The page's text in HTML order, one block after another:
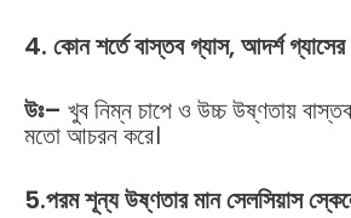
4. কোন শর্তে বাস্তব গ্যাস, আদর্শ
উঃ– খুব নিম্ন চাপে ও উচ্চ উষ্ণতায়
মতো আচরন করে।
5.পরম শূন্য উষ্ণতার মান সেলসিয়াস